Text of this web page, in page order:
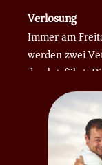
Verlosung
Immer am
werden zwei
durchgeführt.
sind z. B.
oder ein
Schaut’s vorbei,
mia gfrein uns.